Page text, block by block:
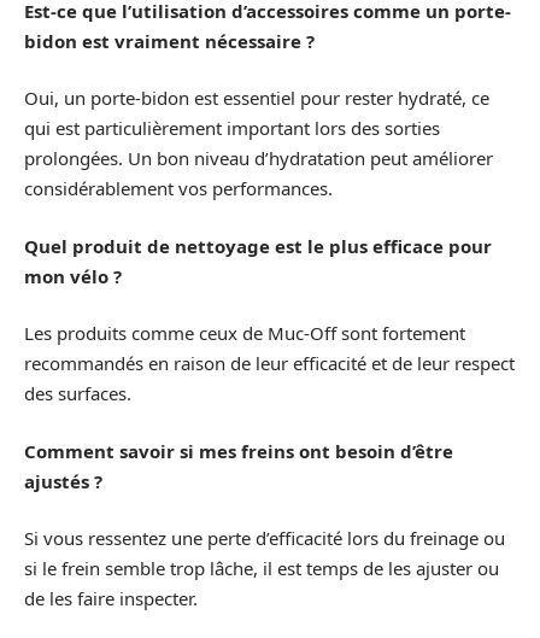
Est-ce que l’utilisation d’accessoires comme un porte-
bidon est vraiment nécessaire ?
Oui, un porte-bidon est essentiel pour rester hydraté, ce
qui est particulièrement important lors des sorties
prolongées. Un bon niveau d’hydratation peut améliorer
considérablement vos performances.
Quel produit de nettoyage est le plus efficace pour
mon vélo ?
Les produits comme ceux de Muc-Off sont fortement
recommandés en raison de leur efficacité et de leur respect
des surfaces.
Comment savoir si mes freins ont besoin d’être
ajustés ?
Si vous ressentez une perte d’efficacité lors du freinage ou
si le frein semble trop lâche, il est temps de les ajuster ou
de les faire inspecter.